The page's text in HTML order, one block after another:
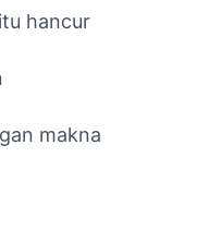
hancur
makna